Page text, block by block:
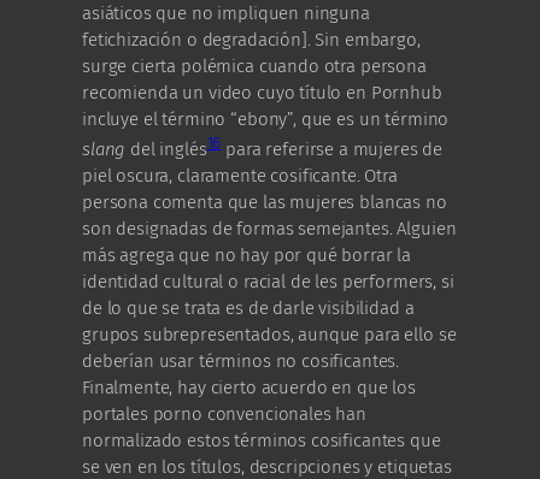
asiáticos que no impliquen ninguna
fetichización o degradación]. Sin embargo,
surge cierta polémica cuando otra persona
recomienda un video cuyo título en Pornhub
incluye el término “ebony”, que es un término
slang del inglés16para referirse a mujeres de
piel oscura, claramente cosificante. Otra
persona comenta que las mujeres blancas no
son designadas de formas semejantes. Alguien
más agrega que no hay por qué borrar la
identidad cultural o racial de les performers, si
de lo que se trata es de darle visibilidad a
grupos subrepresentados, aunque para ello se
deberían usar términos no cosificantes.
Finalmente, hay cierto acuerdo en que los
portales porno convencionales han
normalizado estos términos cosificantes que
se ven en los títulos, descripciones y etiquetas